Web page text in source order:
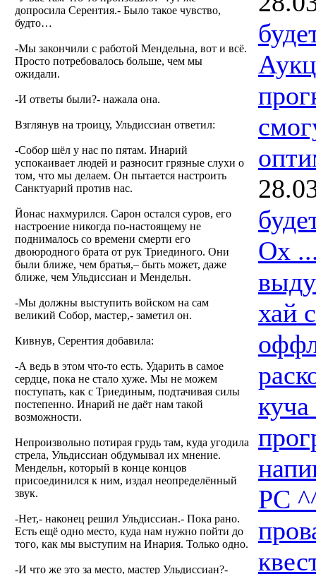
допросила Серентия.- Было такое чувство,
будто…
-Мы закончили с работой Мендельна, вот и всё.
Просто потребовалось больше, чем мы
ожидали.
-И ответы были?- нажала она.
Взглянув на троицу, Ульдиссиан ответил:
-Собор шёл у нас по пятам. Инарий
успокаивает людей и разносит грязные слухи о
том, что мы делаем. Он пытается настроить
Санктуарий против нас.
Йонас нахмурился. Сарон остался суров, его
настроение никогда по-настоящему не
поднималось со времени смерти его
двоюродного брата от рук Триединого. Они
были ближе, чем братья,– быть может, даже
ближе, чем Ульдиссиан и Мендельн.
-Мы должны выступить войском на сам
великий Собор, мастер,- заметил он.
Кивнув, Серентия добавила:
-А ведь в этом что-то есть. Ударить в самое
сердце, пока не стало хуже. Мы не можем
поступать, как с Триединым, подтачивая силы
постепенно. Инарий не даёт нам такой
возможности.
Непроизвольно потирая грудь там, куда угодила
стрела, Ульдиссиан обдумывал их мнение.
Мендельн, который в конце концов
присоединился к ним, издал неопределённый
звук.
-Нет,- наконец решил Ульдиссиан.- Пока рано.
Есть ещё одно место, куда нам нужно пойти до
того, как мы выступим на Инария. Только одно.
-И что же это за место, мастер Ульдиссиан?-
Ох
хай
куча
PC